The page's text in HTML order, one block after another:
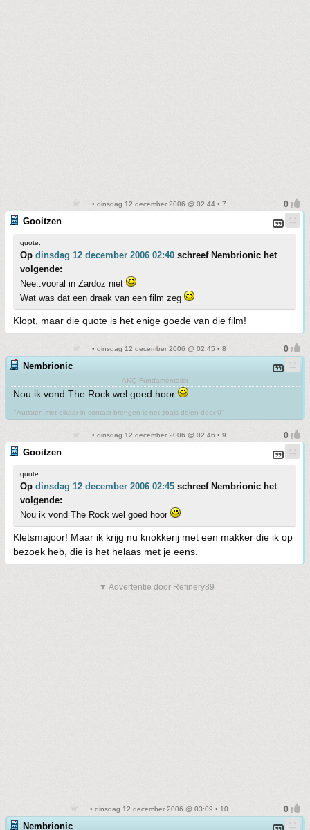
• dinsdag 12 december 2006 @ 02:44 • 7
Gooitzen
quote:
Op dinsdag 12 december 2006 02:40 schreef Nembrionic het
volgende:
Nee..vooral in Zardoz niet
Wat was dat een draak van een film zeg
Klopt, maar die quote is het enige goede van die film!
• dinsdag 12 december 2006 @ 02:45 • 8
Nembrionic
AKQ Fundamentalist
Nou ik vond The Rock wel goed hoor
- "Autisten met elkaar in contact brengen is net zoals delen door 0"
• dinsdag 12 december 2006 @ 02:46 • 9
Gooitzen
quote:
Op dinsdag 12 december 2006 02:45 schreef Nembrionic het
volgende:
Nou ik vond The Rock wel goed hoor
Kletsmajoor! Maar ik krijg nu knokkerij met een makker die ik op
bezoek heb, die is het helaas met je eens.
▼ Advertentie door Refinery89
• dinsdag 12 december 2006 @ 03:09 • 10
Nembrionic